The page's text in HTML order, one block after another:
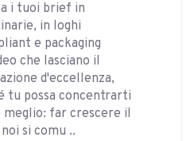
i tuoi brief in
in loghi
e packaging
che lasciano il
d'eccellenza,
tu possa concentrarti
meglio: far crescere il
si comu ..